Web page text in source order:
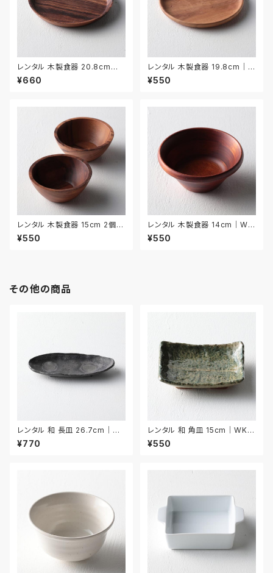
レンタル 木製食器 20.8cm｜
WOO013
¥660
レンタル 木製食器 19.8cm｜W
OO014
¥550
レンタル 木製食器 15cm 2個セ
ット｜WOO015
¥550
レンタル 木製食器 14cm｜WO
O016
¥550
その他の商品
レンタル 和 長皿 26.7cm｜W
NA030
¥770
レンタル 和 角皿 15cm｜WKA
024
¥550